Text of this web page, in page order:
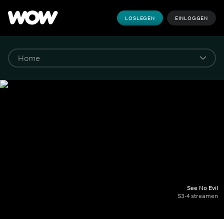
LOSLEGEN EINLOGGEN
See No Evil
S3-4 streamen